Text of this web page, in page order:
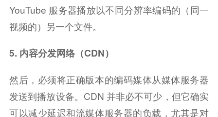
YouTube 服务器播放以不同分辨率编码的（同一
视频的）另一个文件。
5. 内容分发网络（CDN）
然后，必须将正确版本的编码媒体从媒体服务器
发送到播放设备。CDN 并非必不可少，但它确实
可以减少延迟和流媒体服务器的负载，尤其是对